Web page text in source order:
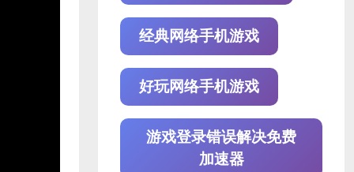
经典网络手机游戏
好玩网络手机游戏
游戏登录错误解决免费
加速器